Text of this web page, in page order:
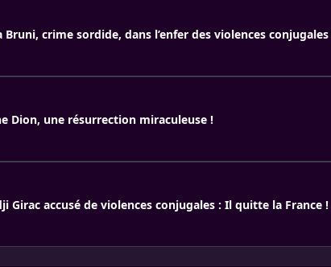
Bruni, crime sordide, dans l’enfer des violences conjugales
Dion, une résurrection miraculeuse !
Girac accusé de violences conjugales : Il quitte la France !